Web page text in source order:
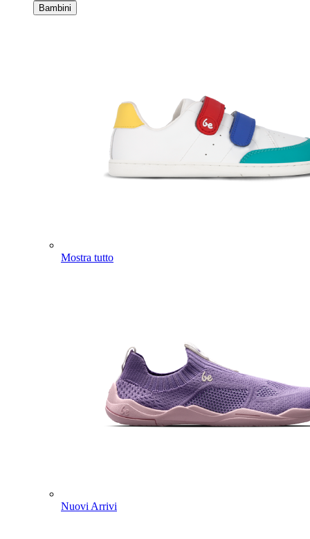
Bambini
Mostra tutto
Nuovi Arrivi